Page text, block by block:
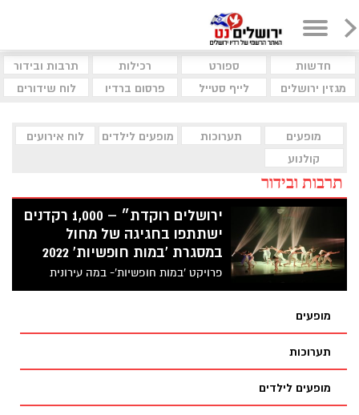
חדשות ספורט רכילות
תרבות ובידור
מגזין ירושלים
לייף סטייל פרסום ברדיו לוח שידורים
מופעים תערוכות מופעים לילדים
לוח אירועים
קולנוע
תרבות ובידור
ירושלים רוקדת״ – 1,000 רקדנים
ישתתפו בחגיגה של מחול
במסגרת 'במות חופשיות' 2022
פרויקט 'במות חופשיות'- במה עירונית
ללהקות וקבוצות מחול, יוצר הזדמנות
מופעים
תערוכות
מופעים לילדים